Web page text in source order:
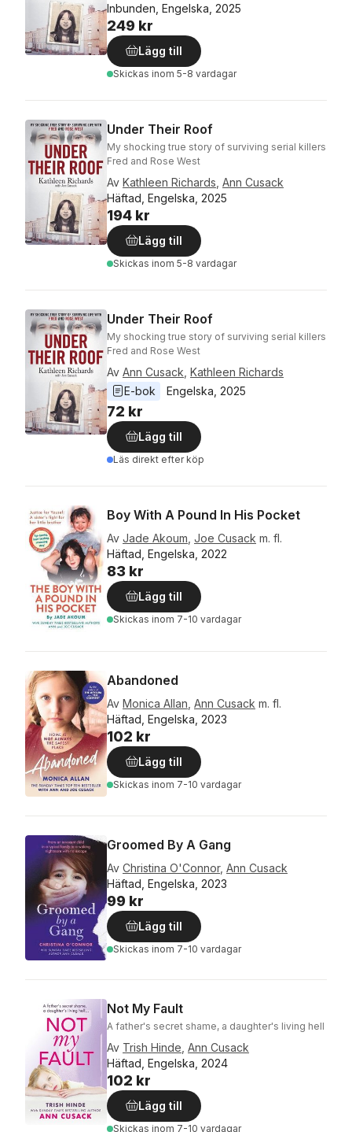
Inbunden, Engelska, 2025
249 kr
Lägg till
Skickas inom 5-8 vardagar
Under Their Roof
My shocking true story of surviving serial killers
Fred and Rose West
Av Kathleen Richards Ann Cusack
Häftad, Engelska, 2025
194 kr
Lägg till
Skickas inom 5-8 vardagar
Under Their Roof
My shocking true story of surviving serial killers
Fred and Rose West
Av Ann Cusack Kathleen Richards
E-bok
Engelska 2025
72 kr
Lägg till
Läs direkt efter köp
Boy With A Pound In His Pocket
Av Jade Akoum Joe Cusack m. fl.
Häftad, Engelska, 2022
83 kr
Lägg till
Skickas inom 7-10 vardagar
Abandoned
Av Monica Allan Ann Cusack m. fl.
Häftad, Engelska, 2023
102 kr
Lägg till
Skickas inom 7-10 vardagar
Groomed By A Gang
Av Christina O'Connor, Ann Cusack
Häftad, Engelska, 2023
99 kr
Lägg till
Skickas inom 7-10 vardagar
Not My Fault
A father's secret shame, a daughter's living hell
Av Trish Hinde, Ann Cusack
Häftad, Engelska, 2024
102 kr
Lägg till
Skickas inom 7-10 vardagar